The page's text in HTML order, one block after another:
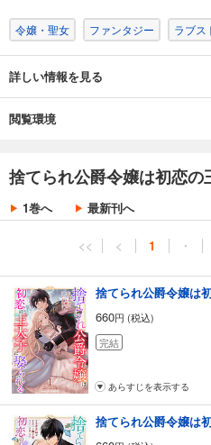
す。重複購入にご注意ください)
令嬢・聖女 ファンタジー ラブス
詳しい情報を見る
閲覧環境
捨てられ公爵令嬢は初恋
1巻へ 最新刊へ
<< < 1 ・
捨てられ公爵令嬢は
660円 (税込)
完結
あらすじを表示する
捨てられ公爵令嬢は